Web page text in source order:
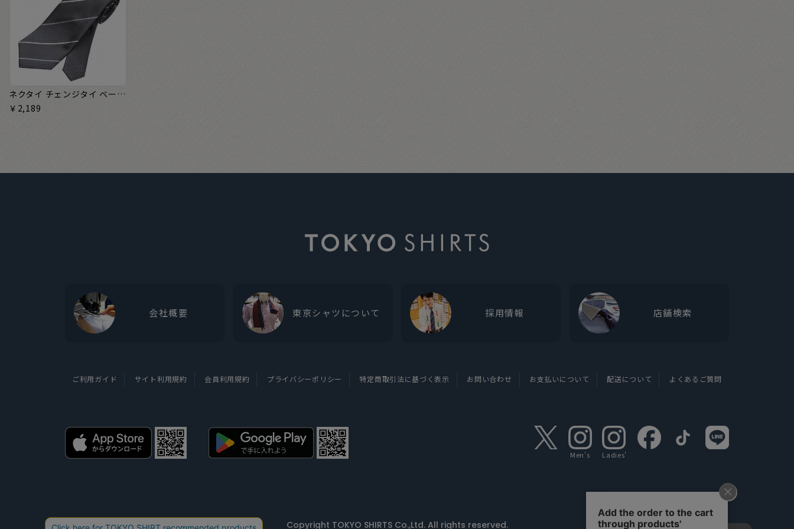
ネクタイ チェンジタイ ベーシック ビジネス フォーマル
￥2,189
会社概要 東京シャツについて 採用情報 店舗検索
ご利用ガイド サイト利用規約 会員利用規約 プライバシーポリシー 特定商取引法に基づく表示 お問い合わせ お支払いについて 配送について よくあるご質問
Men's Ladies'
Copyright TOKYO SHIRTS Co.,Ltd. All rights reserved.